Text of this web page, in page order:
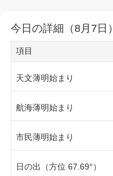
今日の詳細（8月7日）
項目
天文薄明始まり
航海薄明始まり
市民薄明始まり
日の出（方位 67.69°）